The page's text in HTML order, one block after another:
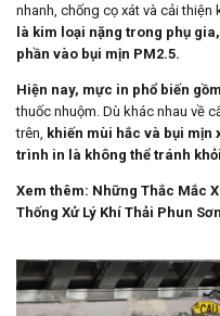
nhanh, chống cọ xát và cải thiện
là kim loại nặng trong phụ
phần vào bụi mịn PM2.5.
Hiện nay, mực in phổ biến
thuốc nhuộm. Dù khác nhau về
trên, khiến mùi hắc và bụi
trình in là không thể tránh
Xem thêm: Những Thắc Mắc
Thống Xử Lý Khí Thải Phun